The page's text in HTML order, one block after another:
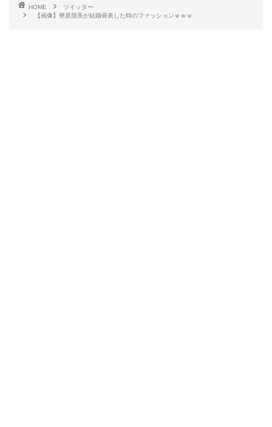
HOME
ツイッター
【画像】華原朋美が結婚発表した時のファッションｗｗｗ